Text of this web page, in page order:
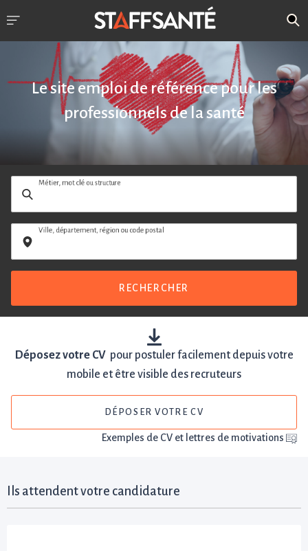
Le site emploi de référence pour les
professionnels de la santé
Métier, mot clé ou structure
Ville, département, région ou code postal
RECHERCHER
Déposez votre CVpour postuler facilement depuis votre
mobile et être visible des recruteurs
DÉPOSER VOTRE CV
Exemples de CV et lettres de motivations
Ils attendent votre candidature